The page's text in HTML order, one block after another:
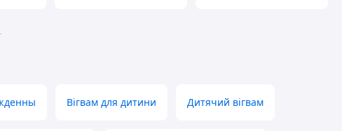
Вігвам для дитини Дитячий вігвам